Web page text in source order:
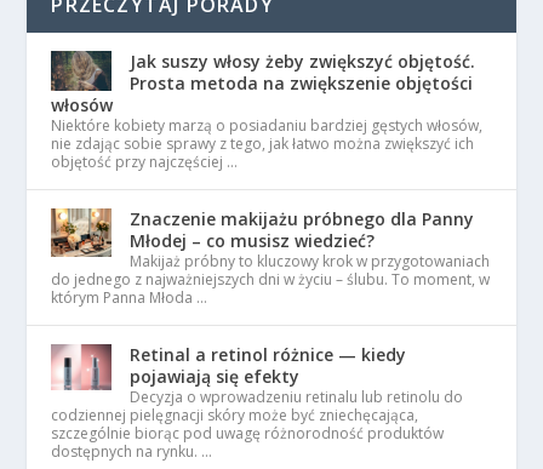
Jak suszy włosy żeby zwiększyć objętość.
Prosta metoda na zwiększenie objętości
włosów
Niektóre kobiety marzą o posiadaniu bardziej gęstych włosów,
nie zdając sobie sprawy z tego, jak łatwo można zwiększyć ich
objętość przy najczęściej …
Znaczenie makijażu próbnego dla Panny
Młodej – co musisz wiedzieć?
Makijaż próbny to kluczowy krok w przygotowaniach
do jednego z najważniejszych dni w życiu – ślubu. To moment, w
którym Panna Młoda …
Retinal a retinol różnice — kiedy
pojawiają się efekty
Decyzja o wprowadzeniu retinalu lub retinolu do
codziennej pielęgnacji skóry może być zniechęcająca,
szczególnie biorąc pod uwagę różnorodność produktów
dostępnych na rynku. …